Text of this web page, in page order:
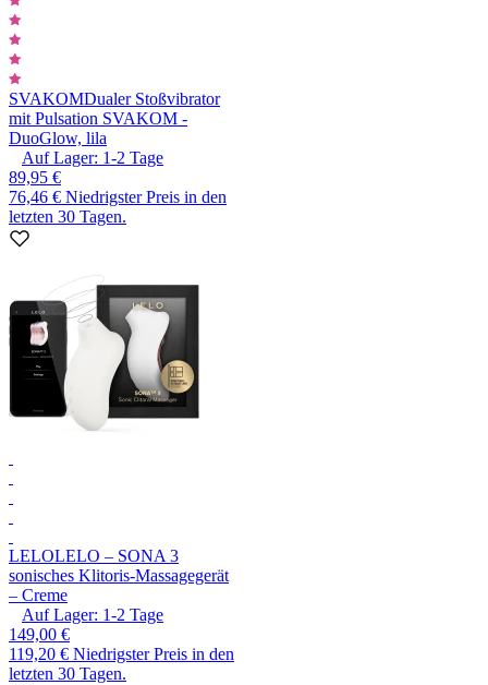
SVAKOMDualer Stoßvibrator
mit Pulsation SVAKOM -
DuoGlow, lila
Auf Lager: 1-2 Tage
89,95 €
76,46 € Niedrigster Preis in den
letzten 30 Tagen.
LELOLELO – SONA 3
sonisches Klitoris-Massagegerät
– Creme
Auf Lager: 1-2 Tage
149,00 €
119,20 € Niedrigster Preis in den
letzten 30 Tagen.